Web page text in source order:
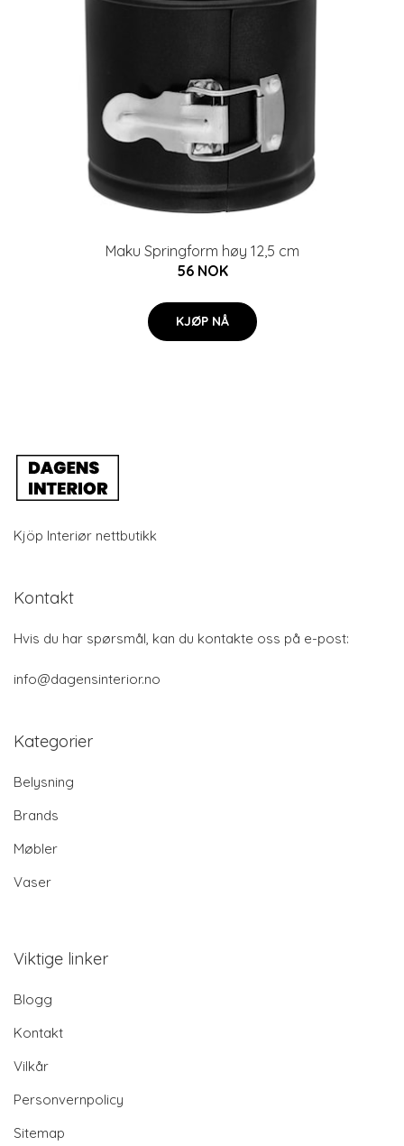
Maku Springform høy 12,5 cm
56 NOK
KJØP NÅ
Kjöp Interiør nettbutikk
Kontakt
Hvis du har spørsmål, kan du kontakte oss på e-post:
info@dagensinterior.no
Kategorier
Belysning
Brands
Møbler
Vaser
Viktige linker
Blogg
Kontakt
Vilkår
Personvernpolicy
Sitemap